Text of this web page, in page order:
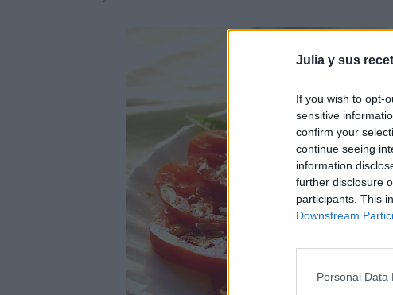
Julia y sus
If you wish to opt-
sensitive
confirm your
continue seeing
information
further disclosure
participants. This
Downstream
Personal Data